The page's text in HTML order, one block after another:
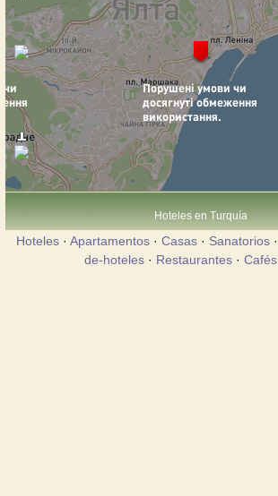
Hoteles en Turquía
Hoteles· Apartamentos· Casas· Sanatorios·
de-hoteles · Restaurantes · Cafés